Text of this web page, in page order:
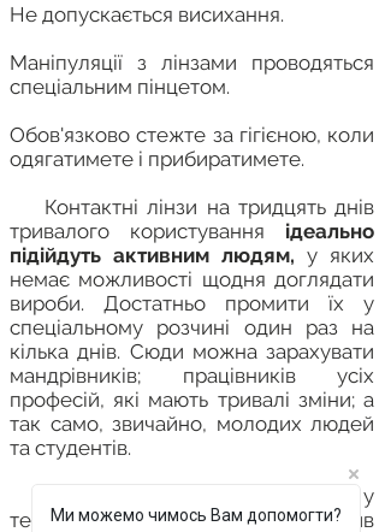
Не допускається висихання.
Маніпуляції з лінзами проводяться
спеціальним пінцетом.
Обов'язково стежте за гігієною, коли
одягатимете і прибиратимете.
Контактні лінзи на тридцять днів
тривалого користування ідеально
підійдуть активним людям, у яких
немає можливості щодня доглядати
вироби. Достатньо промити їх у
спеціальному розчині один раз на
кілька днів. Сюди можна зарахувати
мандрівників; працівників усіх
професій, які мають тривалі зміни; а
так само, звичайно, молодих людей
та студентів.
Прогрес останніх кількох років у
технологіях корекції зору дозволив
Ми можемо чимось Вам допомогти?